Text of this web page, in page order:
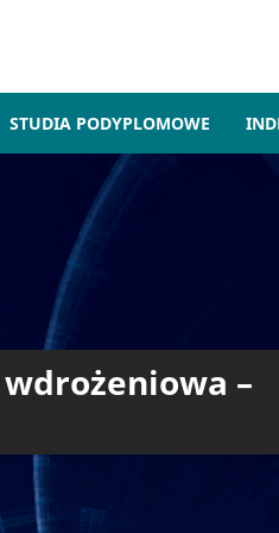
STUDIA PODYPLOMOWE
lecie SGH